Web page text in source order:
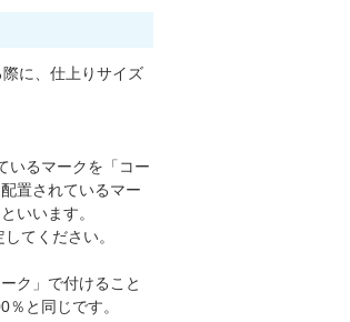
に、仕上りサイズ
いるマークを「コー
置されているマー
いいます。
てください。
ク」で付けること
と同じです。